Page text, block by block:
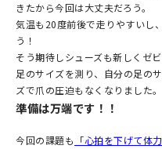
きたから今回は大丈夫だろう。
気温も20度前後で走りやすいし
う！
そう期待しシューズも新しくゼ
足のサイズを測り、自分の足の
ズで爪の圧迫もなくなりました。
準備は万端です！！
今回の課題も 「心拍を下げて体